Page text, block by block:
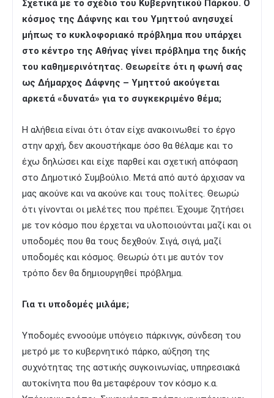
Σχετικά με το σχέδιο του Κυβερνητικού Πάρκου. Ο
κόσμος της Δάφνης και του Υμηττού ανησυχεί
μήπως το κυκλοφοριακό πρόβλημα που υπάρχει
στο κέντρο της Αθήνας γίνει πρόβλημα της δικής
του καθημερινότητας. Θεωρείτε ότι η φωνή σας
ως Δήμαρχος Δάφνης – Υμηττού ακούγεται
αρκετά «δυνατά» για το συγκεκριμένο θέμα;
Η αλήθεια είναι ότι όταν είχε ανακοινωθεί το έργο
στην αρχή, δεν ακουστήκαμε όσο θα θέλαμε και το
έχω δηλώσει και είχε παρθεί και σχετική απόφαση
στο Δημοτικό Συμβούλιο. Μετά από αυτό άρχισαν να
μας ακούνε και να ακούνε και τους πολίτες. Θεωρώ
ότι γίνονται οι μελέτες που πρέπει. Έχουμε ζητήσει
με τον κόσμο που έρχεται να υλοποιούνται μαζί και οι
υποδομές που θα τους δεχθούν. Σιγά, σιγά, μαζί
υποδομές και κόσμος. Θεωρώ ότι με αυτόν τον
τρόπο δεν θα δημιουργηθεί πρόβλημα.
Για τι υποδομές μιλάμε;
Υποδομές εννοούμε υπόγειο πάρκινγκ, σύνδεση του
μετρό με το κυβερνητικό πάρκο, αύξηση της
συχνότητας της αστικής συγκοινωνίας, υπηρεσιακά
αυτοκίνητα που θα μεταφέρουν τον κόσμο κ.α.